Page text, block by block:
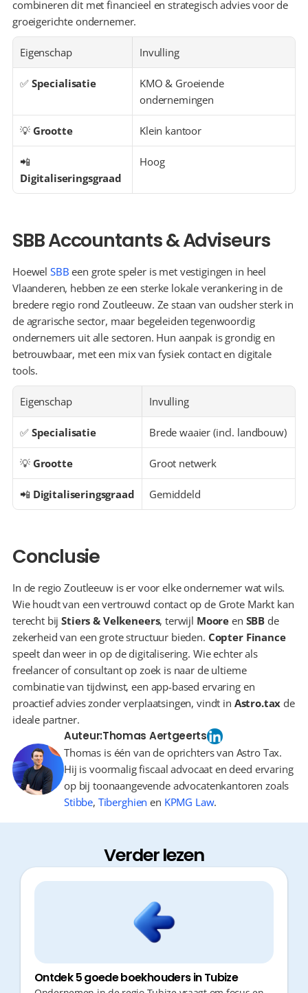
combineren dit met financieel en strategisch advies voor de
groeigerichte ondernemer.
Eigenschap Invulling
✅ Specialisatie
KMO & Groeiende
ondernemingen
💡 Grootte Klein kantoor
Digitaliseringsgraad
Hoog
SBB Accountants & Adviseurs
Hoewel SBB een grote speler is met vestigingen in heel
Vlaanderen, hebben ze een sterke lokale verankering in de
bredere regio rond Zoutleeuw. Ze staan van oudsher sterk in
de agrarische sector, maar begeleiden tegenwoordig
ondernemers uit alle sectoren. Hun aanpak is grondig en
betrouwbaar, met een mix van fysiek contact en digitale
tools.
Eigenschap Invulling
✅ Specialisatie Brede waaier (incl. landbouw)
💡 Grootte Groot netwerk
📲 Digitaliseringsgraad Gemiddeld
Conclusie
In de regio Zoutleeuw is er voor elke ondernemer wat wils.
Wie houdt van een vertrouwd contact op de Grote Markt kan
terecht bij Stiers & Velkeneers, terwijl Moore en SBB de
zekerheid van een grote structuur bieden. Copter Finance
speelt dan weer in op de digitalisering. Wie echter als
freelancer of consultant op zoek is naar de ultieme
combinatie van tijdwinst, een app-based ervaring en
proactief advies zonder verplaatsingen, vindt in Astro.tax de
ideale partner.
Auteur:Thomas Aertgeerts
Thomas is één van de oprichters van Astro Tax.
Hij is voormalig fiscaal advocaat en deed ervaring
op bij toonaangevende advocatenkantoren zoals
Stibbe, Tiberghien en KPMG Law.
Verder lezen
Ontdek 5 goede boekhouders in Tubize